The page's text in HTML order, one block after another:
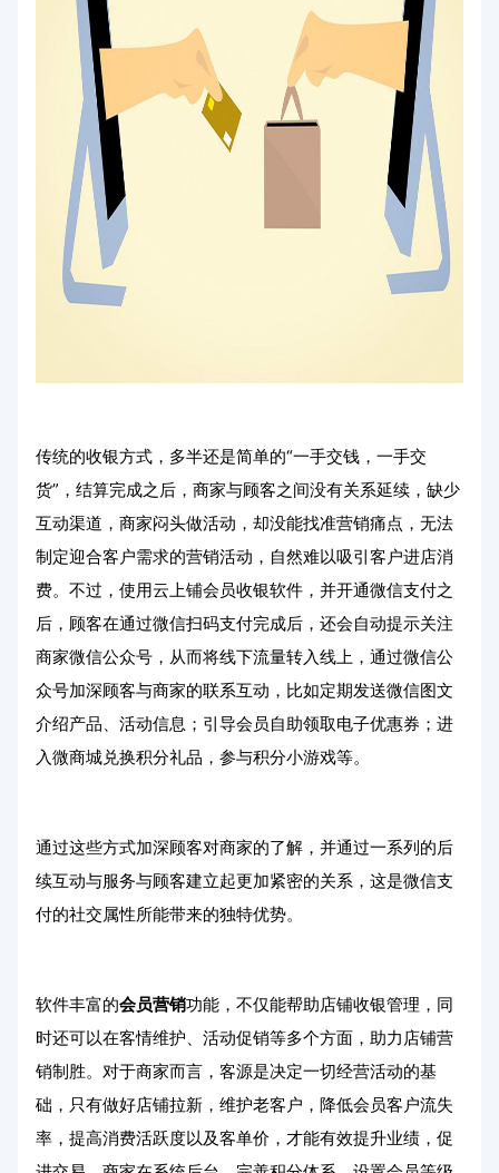
传统的收银方式，多半还是简单的“一手交钱，一手交
货”，结算完成之后，商家与顾客之间没有关系延续，缺少
互动渠道，商家闷头做活动，却没能找准营销痛点，无法
制定迎合客户需求的营销活动，自然难以吸引客户进店消
费。不过，使用云上铺会员收银软件，并开通微信支付之
后，顾客在通过微信扫码支付完成后，还会自动提示关注
商家微信公众号，从而将线下流量转入线上，通过微信公
众号加深顾客与商家的联系互动，比如定期发送微信图文
介绍产品、活动信息；引导会员自助领取电子优惠券；进
入微商城兑换积分礼品，参与积分小游戏等。
通过这些方式加深顾客对商家的了解，并通过一系列的后
续互动与服务与顾客建立起更加紧密的关系，这是微信支
付的社交属性所能带来的独特优势。
软件丰富的会员营销功能，不仅能帮助店铺收银管理，同
时还可以在客情维护、活动促销等多个方面，助力店铺营
销制胜。对于商家而言，客源是决定一切经营活动的基
础，只有做好店铺拉新，维护老客户，降低会员客户流失
率，提高消费活跃度以及客单价，才能有效提升业绩，促